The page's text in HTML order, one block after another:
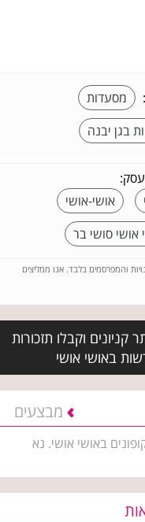
מסעדות
בגן יבנה
אושי-אושי
אושי סושי בר
והמפרסמים בלבד. אנו ממליצים
וקבלו תזכורות
באושי אושי
מבצעים
באושי אושי. נא